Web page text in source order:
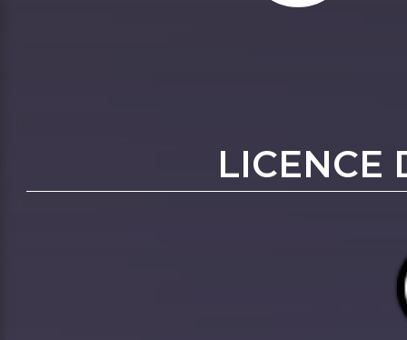
LICENCE